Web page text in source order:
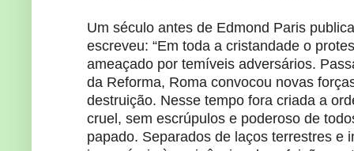
Um século antes de Edmond Paris
escreveu: “Em toda a cristandade o
ameaçado por temíveis adversários.
da Reforma, Roma convocou novas
destruição. Nesse tempo fora criada a
cruel, sem escrúpulos e poderoso de
papado. Separados de laços terrestres e